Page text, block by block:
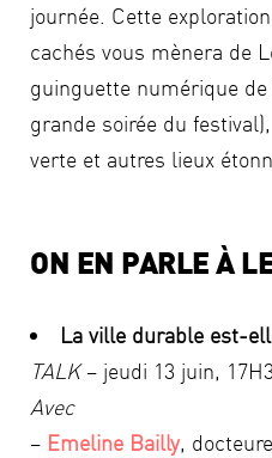
journée. Cette
cachés vous mènera de
guinguette numérique de
grande soirée du
verte et autres lieux
ON EN PARLE À
La ville durable est-
TALK– jeudi 13 juin,
Avec
– Emeline Bailly,